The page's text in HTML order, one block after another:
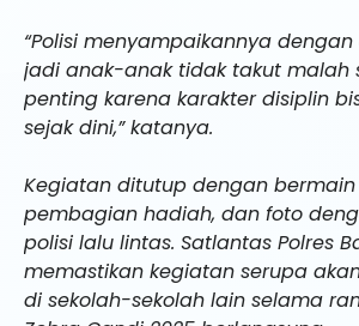
“Polisi menyampaikannya
jadi anak-anak tidak takut malah
penting karena karakter disiplin
sejak dini,” katanya.
Kegiatan ditutup dengan bermain
pembagian hadiah, dan foto
polisi lalu lintas. Satlantas Polres
memastikan kegiatan serupa
di sekolah-sekolah lain selama